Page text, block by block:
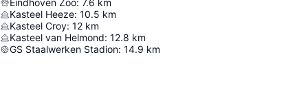
Eindhoven Zoo: 7.6 km
Kasteel Heeze: 10.5 km
Kasteel Croy: 12 km
Kasteel van Helmond: 12.8 km
GS Staalwerken Stadion: 14.9 km